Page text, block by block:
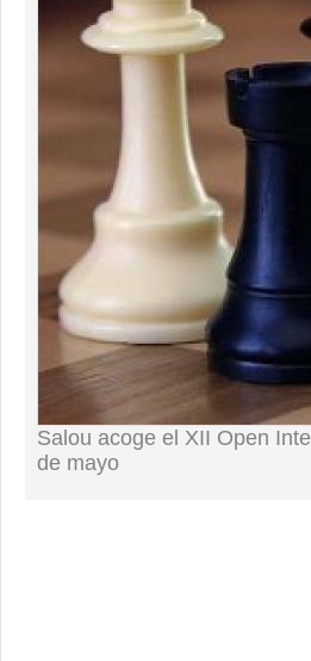
Salou acoge el XII Open
de mayo